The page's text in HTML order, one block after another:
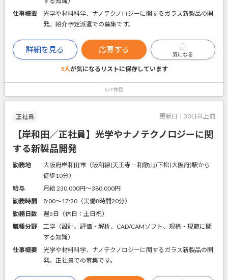
仕事概要
光学や材料科学、ナノテクノロジーに関するガラス新製品の開
発。紹介予定派遣での募集です。
詳細を見る 応募する
気になる
5人が気になるリストに保存しています
6/7件目
正社員 更新日： 30日以上前
【岸和田／正社員】光学やナノテクノロジーに関
する新製品開発
勤務地
大阪府岸和田市（阪和線(天王寺－和歌山)下松(大阪府)駅から
徒歩10分）
給与
月給 230,000円〜380,000円
勤務時間
8:00～17:20（実働8時間20分）
勤務日数
週5日（休日：土日祝）
職種分野
工学（設計、評価・解析、CAD/CAMソフト、規格・規範に関
する知識）
仕事概要
光学や材料科学、ナノテクノロジーに関するガラス新製品の開
発。正社員での募集です。